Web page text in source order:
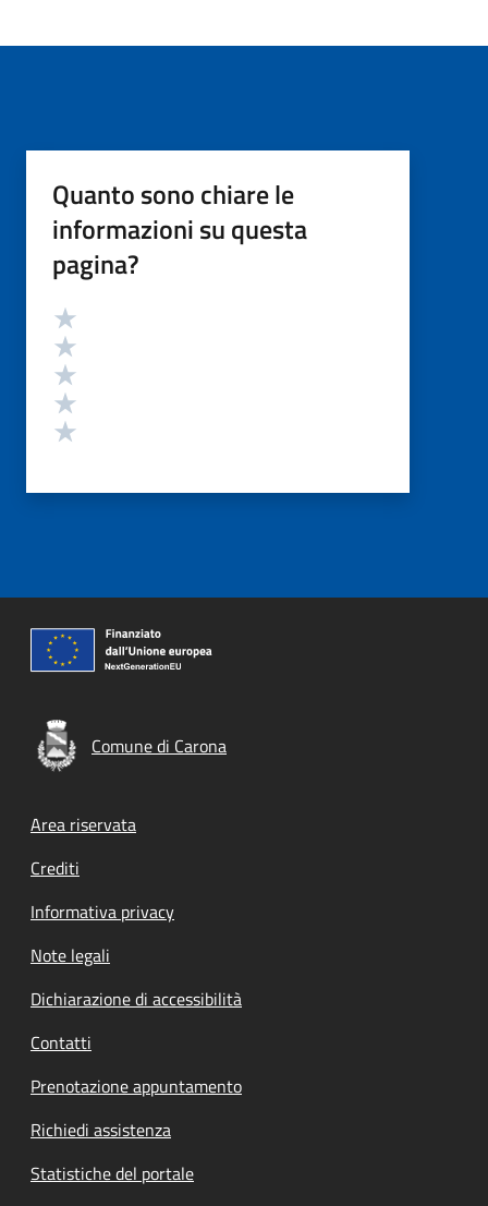
Quanto sono chiare le
informazioni su questa
pagina?
Valutazione
Comune di Carona
Footer menu
Area riservata
Crediti
Informativa privacy
Note legali
Dichiarazione di accessibilità
Contatti
Prenotazione appuntamento
Richiedi assistenza
Statistiche del portale